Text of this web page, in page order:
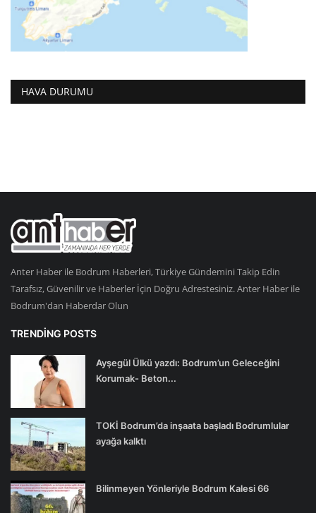
HAVA DURUMU
Anter Haber ile Bodrum Haberleri, Türkiye Gündemini Takip Edin
Tarafsız, Güvenilir ve Haberler İçin Doğru Adrestesiniz. Anter Haber ile
Bodrum'dan Haberdar Olun
TRENDING POSTS
Ayşegül Ülkü yazdı: Bodrum’un Geleceğini
Korumak- Beton...
TOKİ Bodrum’da inşaata başladı Bodrumlular
ayağa kalktı
Bilinmeyen Yönleriyle Bodrum Kalesi 66